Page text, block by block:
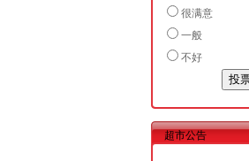
很满意
一般
不好
超市公告